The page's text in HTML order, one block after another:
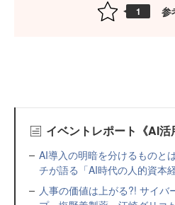
1 参
イベントレポート《AI
AI導入の明暗を分けるものと
チが語る「AI時代の人的資本
人事の価値は上がる?! サイバ